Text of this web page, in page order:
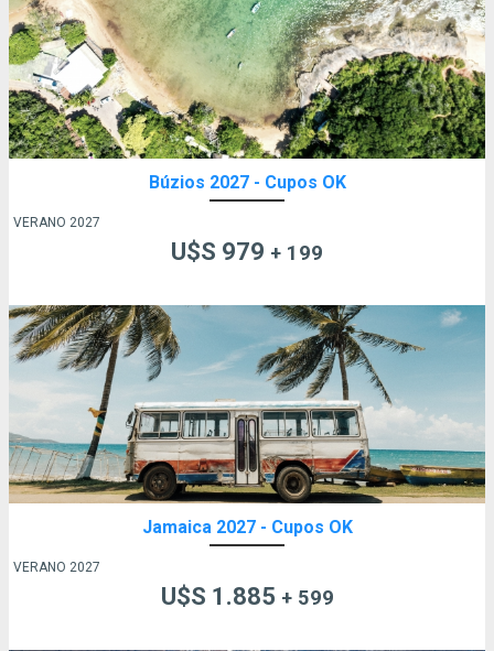
Búzios 2027 - Cupos OK
VERANO 2027
U$S 979 + 199
Jamaica 2027 - Cupos OK
VERANO 2027
U$S 1.885 + 599